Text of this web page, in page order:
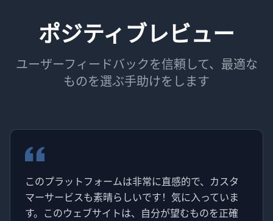
ポジティブレビュー
ユーザーフィードバックを信頼して、最適な
ものを選ぶ手助けをします
このプラットフォームは非常に直感的で、カスタ
マーサービスも素晴らしいです！気に入っていま
す。このウェブサイトは、自分が望むものを正確